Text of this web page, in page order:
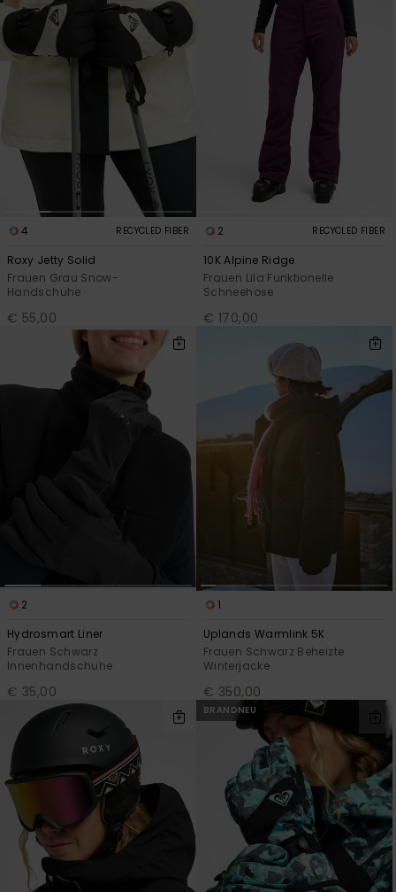
4 RECYCLED FIBER
Roxy Jetty Solid
Frauen Grau Snow-
Handschuhe
€ 55,00
2 RECYCLED FIBER
10K Alpine Ridge
Frauen Lila Funktionelle
Schneehose
€ 170,00
2
Hydrosmart Liner
Frauen Schwarz
Innenhandschuhe
€ 35,00
1
Uplands Warmlink 5K
Frauen Schwarz Beheizte
Winterjacke
€ 350,00
BRANDNEU